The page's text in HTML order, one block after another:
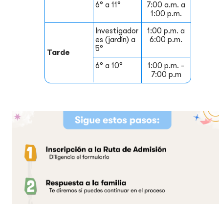
6° a 11°
7:00 a.m. a
1:00 p.m.
Tarde
Investigador
es (jardín) a
5°
1:00 p.m. a
6:00 p.m.
6° a 10°
1:00 p.m. -
7:00 p.m